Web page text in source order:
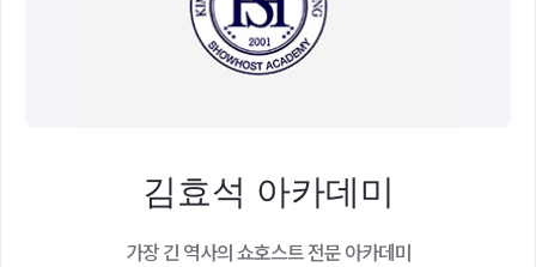
김효석 아카데미
가장 긴 역사의 쇼호스트 전문 아카데미